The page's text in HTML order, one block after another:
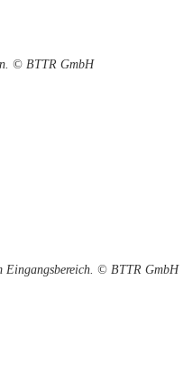
© BTTR GmbH
Eingangsbereich. © BTTR GmbH